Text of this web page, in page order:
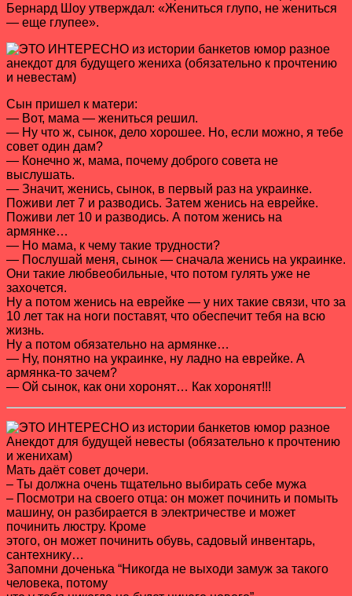
Бернард Шоу утверждал: «Жениться глупо, не жениться
— еще глупее».
анекдот для будущего жениха (обязательно к прочтению
и невестам)
Сын пришел к матери:
— Вот, мама — жениться решил.
— Ну что ж, сынок, дело хорошее. Но, если можно, я тебе
совет один дам?
— Конечно ж, мама, почему доброго совета не
выслушать.
— Значит, женись, сынок, в первый раз на украинке.
Поживи лет 7 и разводись. Затем женись на еврейке.
Поживи лет 10 и разводись. А потом женись на
армянке…
— Но мама, к чему такие трудности?
— Послушай меня, сынок — сначала женись на украинке.
Они такие любвеобильные, что потом гулять уже не
захочется.
Ну а потом женись на еврейке — у них такие связи, что за
10 лет так на ноги поставят, что обеспечит тебя на всю
жизнь.
Ну а потом обязательно на армянке…
— Ну, понятно на украинке, ну ладно на еврейке. А
армянка-то зачем?
— Ой сынок, как они хоронят… Как хоронят!!!
Анекдот для будущей невесты (обязательно к прочтению
и женихам)
Мать даёт совет дочери.
– Ты должна очень тщательно выбирать себе мужа
– Посмотри на своего отца: он может починить и помыть
машину, он разбирается в электричестве и может
починить люстру. Кроме
этого, он может починить обувь, садовый инвентарь,
сантехнику…
Запомни доченька “Никогда не выходи замуж за такого
человека, потому